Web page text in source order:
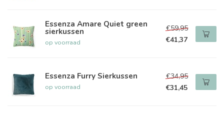
Essenza Amare Quiet green
sierkussen
op voorraad
€59,95
€41,37
Essenza Furry Sierkussen
op voorraad
€34,95
€31,45